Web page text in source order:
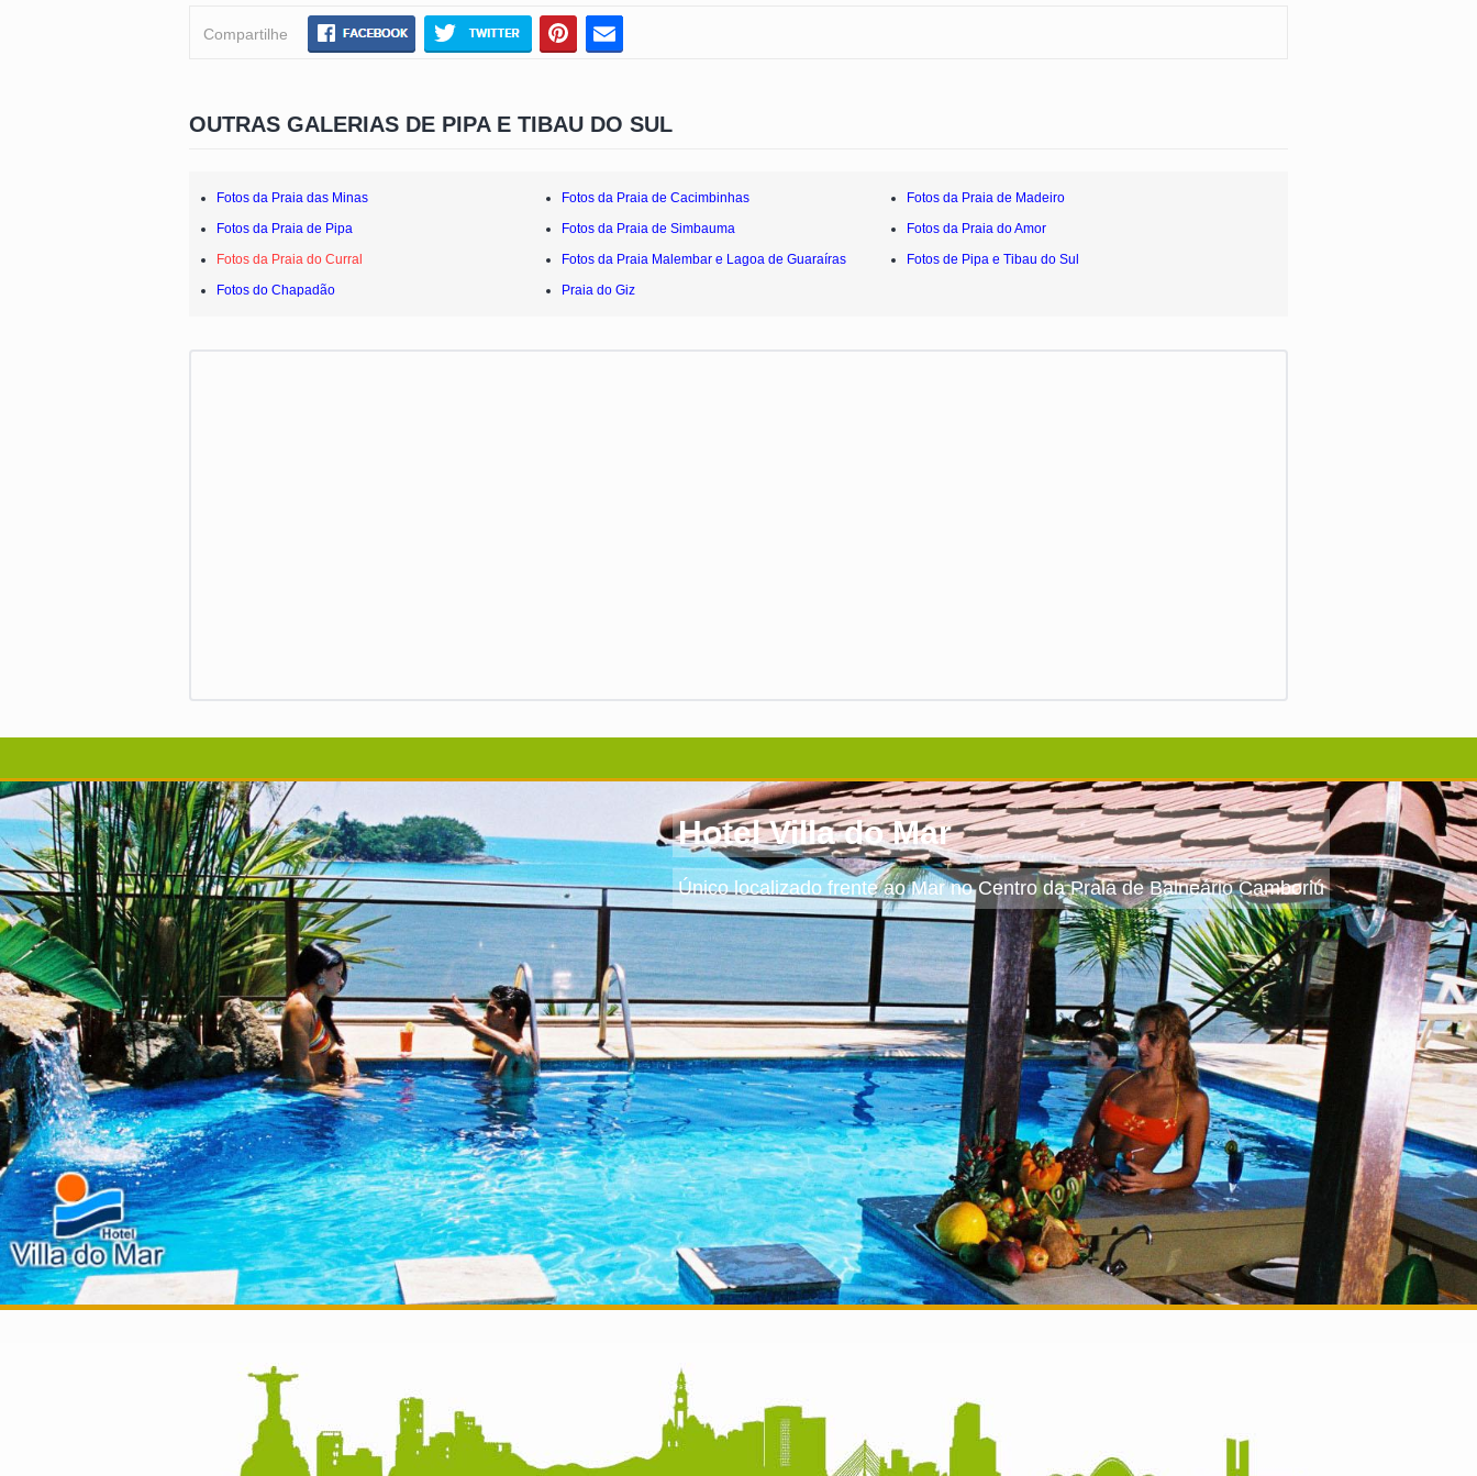
Compartilhe
OUTRAS GALERIAS DE PIPA E TIBAU DO SUL
Fotos da Praia das Minas Fotos da Praia de Cacimbinhas
Fotos da Praia de Madeiro
Fotos da Praia de Pipa
Fotos da Praia de Simbauma
Fotos da Praia do Amor
Fotos da Praia do Curral
Fotos da Praia Malembar e Lagoa de Guaraíras
Fotos de Pipa e Tibau do Sul
Fotos do Chapadão
Praia do Giz
Hotel Villa do Mar
Único localizado frente ao Mar no Centro da Praia de Balneário Camboriú